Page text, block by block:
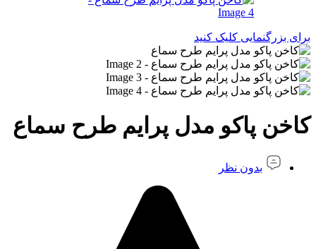
برای بزرگنمایی کلیک کنید
کاخن پاکو مدل پرایم طرح سماع
بدون نظر